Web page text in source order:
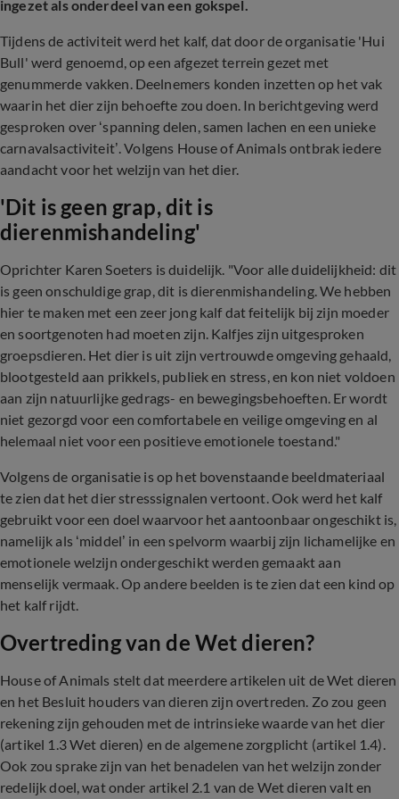
ingezet als onderdeel van een gokspel.
Tijdens de activiteit werd het kalf, dat door de organisatie 'Hui
Bull' werd genoemd, op een afgezet terrein gezet met
genummerde vakken. Deelnemers konden inzetten op het vak
waarin het dier zijn behoefte zou doen. In berichtgeving werd
gesproken over ‘spanning delen, samen lachen en een unieke
carnavalsactiviteit’. Volgens House of Animals ontbrak iedere
aandacht voor het welzijn van het dier.
'Dit is geen grap, dit is
dierenmishandeling'
Oprichter Karen Soeters is duidelijk. "Voor alle duidelijkheid: dit
is geen onschuldige grap, dit is dierenmishandeling. We hebben
hier te maken met een zeer jong kalf dat feitelijk bij zijn moeder
en soortgenoten had moeten zijn. Kalfjes zijn uitgesproken
groepsdieren. Het dier is uit zijn vertrouwde omgeving gehaald,
blootgesteld aan prikkels, publiek en stress, en kon niet voldoen
aan zijn natuurlijke gedrags- en bewegingsbehoeften. Er wordt
niet gezorgd voor een comfortabele en veilige omgeving en al
helemaal niet voor een positieve emotionele toestand."
Volgens de organisatie is op het bovenstaande beeldmateriaal
te zien dat het dier stresssignalen vertoont. Ook werd het kalf
gebruikt voor een doel waarvoor het aantoonbaar ongeschikt is,
namelijk als ‘middel’ in een spelvorm waarbij zijn lichamelijke en
emotionele welzijn ondergeschikt werden gemaakt aan
menselijk vermaak. Op andere beelden is te zien dat een kind op
het kalf rijdt.
Overtreding van de Wet dieren?
House of Animals stelt dat meerdere artikelen uit de Wet dieren
en het Besluit houders van dieren zijn overtreden. Zo zou geen
rekening zijn gehouden met de intrinsieke waarde van het dier
(artikel 1.3 Wet dieren) en de algemene zorgplicht (artikel 1.4).
Ook zou sprake zijn van het benadelen van het welzijn zonder
redelijk doel, wat onder artikel 2.1 van de Wet dieren valt en